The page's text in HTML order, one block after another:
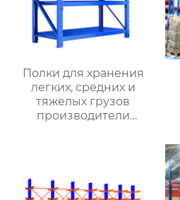
Полки для хранения
легких, средних и
тяжелых грузов
производители
съемные стеллажи